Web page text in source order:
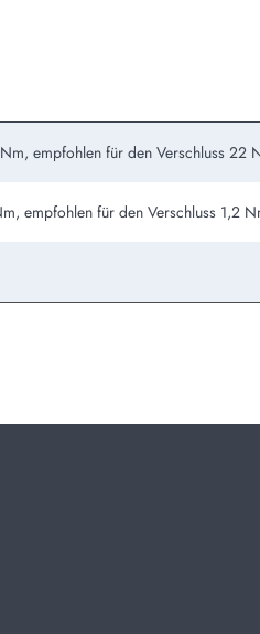
empfohlen für den Verschluss 22
empfohlen für den Verschluss 1,2